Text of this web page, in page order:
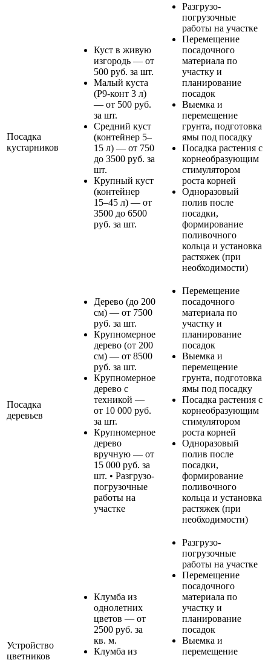
Посадка
кустарников
Куст в живую
изгородь — от
500 руб. за шт.
Малый куста
(Р9-конт 3 л)
— от 500 руб.
за шт.
Средний куст
(контейнер 5–
15 л) — от 750
до 3500 руб. за
шт.
Крупный куст
(контейнер
15–45 л) — от
3500 до 6500
руб. за шт.
Разгрузо-
погрузочные
работы на участке
Перемещение
посадочного
материала по
участку и
планирование
посадок
Выемка и
перемещение
грунта, подготовка
ямы под посадку
Посадка растения с
корнеобразующим
стимулятором
роста корней
Одноразовый
полив после
посадки,
формирование
поливочного
кольца и установка
растяжек (при
необходимости)
Посадка
деревьев
Дерево (до 200
см) — от 7500
руб. за шт.
Крупномерное
дерево (от 200
см) — от 8500
руб. за шт.
Крупномерное
дерево с
техникой —
от 10 000 руб.
за шт.
Крупномерное
дерево
вручную — от
15 000 руб. за
шт. • Разгрузо-
погрузочные
работы на
участке
Перемещение
посадочного
материала по
участку и
планирование
посадок
Выемка и
перемещение
грунта, подготовка
ямы под посадку
Посадка растения с
корнеобразующим
стимулятором
роста корней
Одноразовый
полив после
посадки,
формирование
поливочного
кольца и установка
растяжек (при
необходимости)
Устройство
цветников
Клумба из
однолетних
цветов — от
2500 руб. за
кв. м.
Клумба из
Разгрузо-
погрузочные
работы на участке
Перемещение
посадочного
материала по
участку и
планирование
посадок
Выемка и
перемещение